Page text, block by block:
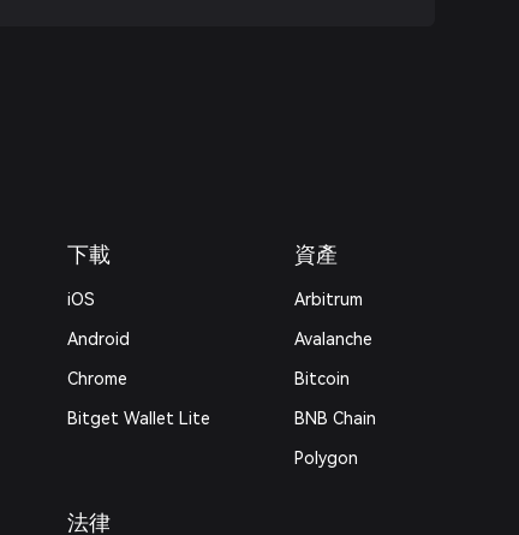
下載
iOS
Android
Chrome
Bitget Wallet Lite
法律
資產
Arbitrum
Avalanche
Bitcoin
BNB Chain
Polygon